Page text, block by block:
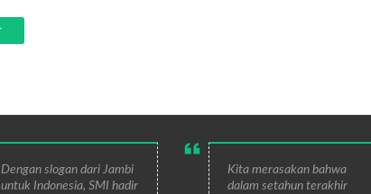
Dengan slogan dari Jambi
untuk Indonesia, SMI hadir
Kita merasakan bahwa
dalam setahun terakhir